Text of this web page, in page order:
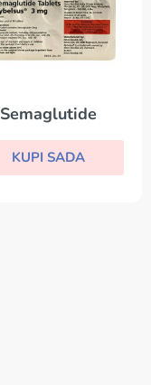
Semaglutide
KUPI SADA